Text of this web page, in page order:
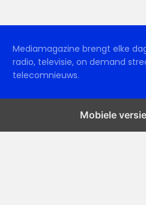
Mediamagazine brengt elke
radio, televisie, on demand
telecomnieuws.
Mobiele